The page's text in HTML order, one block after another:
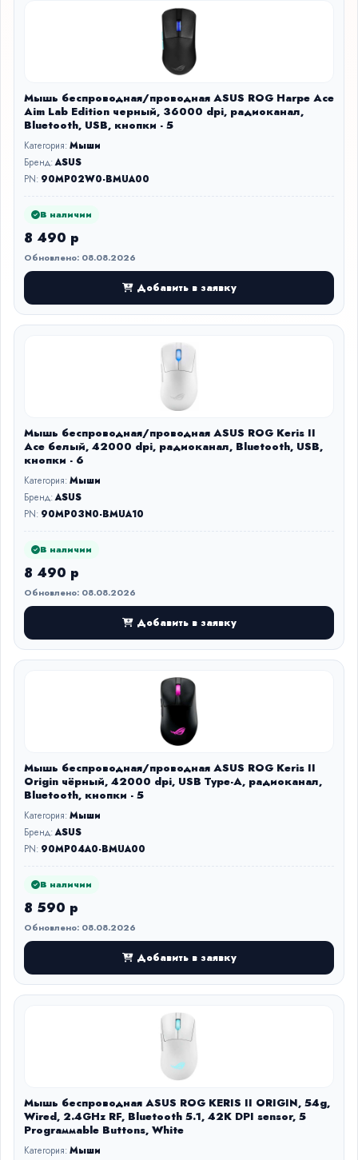
Мышь беспроводная/проводная ASUS ROG Harpe Ace
Aim Lab Edition черный, 36000 dpi, радиоканал,
Bluetooth, USB, кнопки - 5
Категория:Мыши
Бренд:ASUS
PN: 90MP02W0-BMUA00
В наличии
8 490 р
Обновлено: 08.08.2026
Добавить в заявку
Мышь беспроводная/проводная ASUS ROG Keris II
Ace белый, 42000 dpi, радиоканал, Bluetooth, USB,
кнопки - 6
Категория:Мыши
Бренд:ASUS
PN: 90MP03N0-BMUA10
В наличии
8 490 р
Обновлено: 08.08.2026
Добавить в заявку
Мышь беспроводная/проводная ASUS ROG Keris II
Origin чёрный, 42000 dpi, USB Type-A, радиоканал,
Bluetooth, кнопки - 5
Категория:Мыши
Бренд:ASUS
PN: 90MP04A0-BMUA00
В наличии
8 590 р
Обновлено: 08.08.2026
Добавить в заявку
Мышь беспроводная ASUS ROG KERIS II ORIGIN, 54g,
Wired, 2.4GHz RF, Bluetooth 5.1, 42K DPI sensor, 5
Prograммable Buttons, White
Категория:Мыши